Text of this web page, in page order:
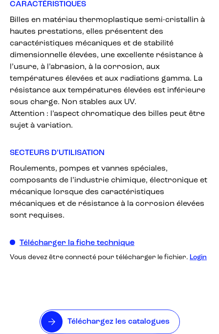
CARACTÉRISTIQUES
Billes en matériau thermoplastique semi-cristallin à
hautes prestations, elles présentent des
caractéristiques mécaniques et de stabilité
dimensionnelle élevées, une excellente résistance à
l’usure, à l’abrasion, à la corrosion, aux
températures élevées et aux radiations gamma. La
résistance aux températures élevées est inférieure
sous charge. Non stables aux UV.
Attention : l’aspect chromatique des billes peut être
sujet à variation.
SECTEURS D’UTILISATION
Roulements, pompes et vannes spéciales,
composants de l’industrie chimique, électronique et
mécanique lorsque des caractéristiques
mécaniques et de résistance à la corrosion élevées
sont requises.
Télécharger la fiche technique
Vous devez être connecté pour télécharger le fichier. Login
Téléchargez les catalogues